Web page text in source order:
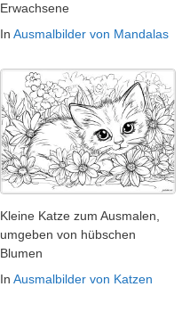
Erwachsene
In Ausmalbilder von Mandalas
Kleine Katze zum Ausmalen,
umgeben von hübschen
Blumen
In Ausmalbilder von Katzen